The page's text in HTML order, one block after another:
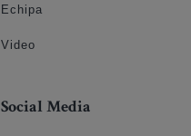
Echipa
Video
Social Media